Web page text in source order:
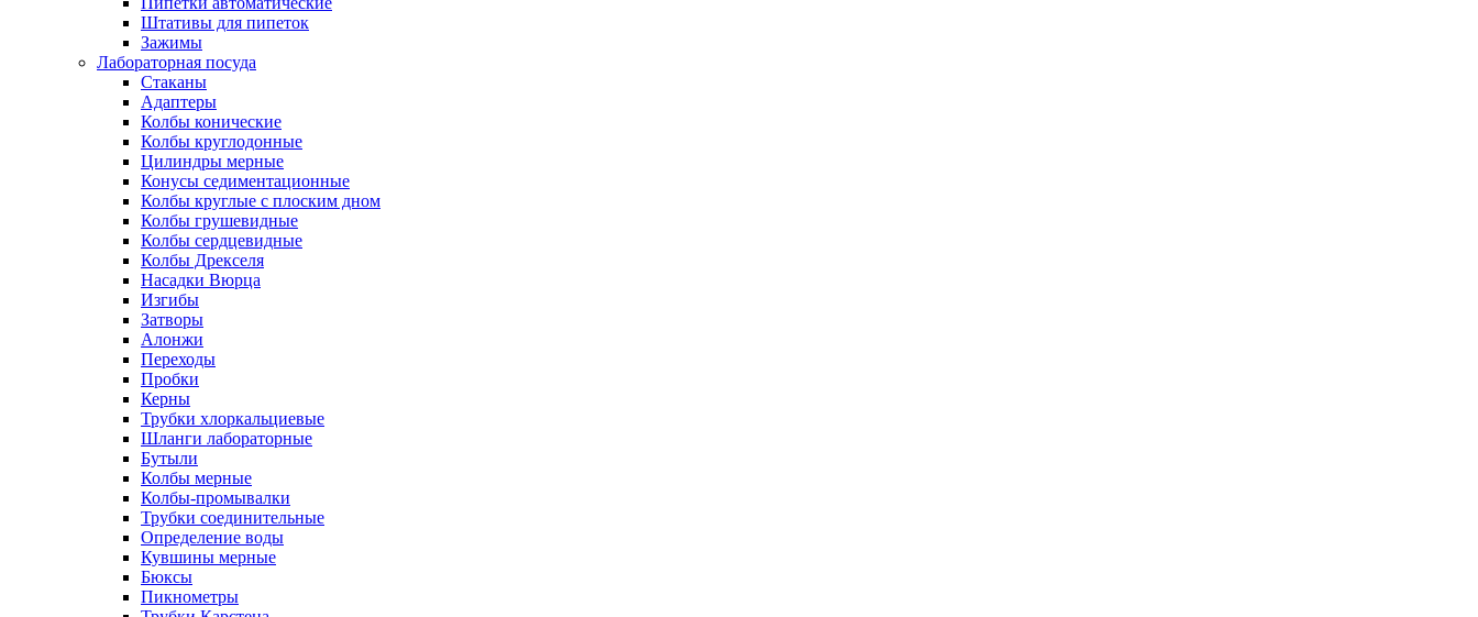
Штативы для пипеток
Зажимы
Лабораторная посуда
Стаканы
Адаптеры
Колбы конические
Колбы круглодонные
Цилиндры мерные
Конусы седиментационные
Колбы круглые с плоским дном
Колбы грушевидные
Колбы сердцевидные
Колбы Дрекселя
Насадки Вюрца
Изгибы
Затворы
Алонжи
Переходы
Пробки
Керны
Трубки хлоркальциевые
Шланги лабораторные
Бутыли
Колбы мерные
Колбы-промывалки
Трубки соединительные
Определение воды
Кувшины мерные
Бюксы
Пикнометры